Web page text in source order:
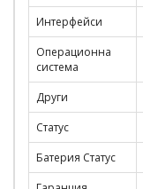
Интерфейси
Операционна
система
Други
Статус
Батерия Статус